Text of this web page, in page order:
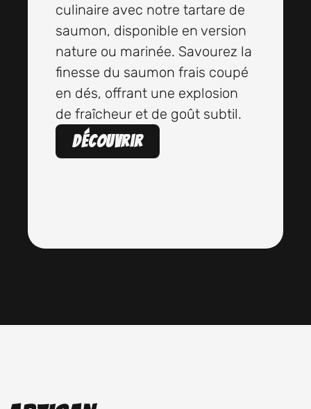
culinaire avec notre tartare de
saumon, disponible en version
nature ou marinée. Savourez la
finesse du saumon frais coupé
en dés, offrant une explosion
de fraîcheur et de goût subtil.
Découvrir